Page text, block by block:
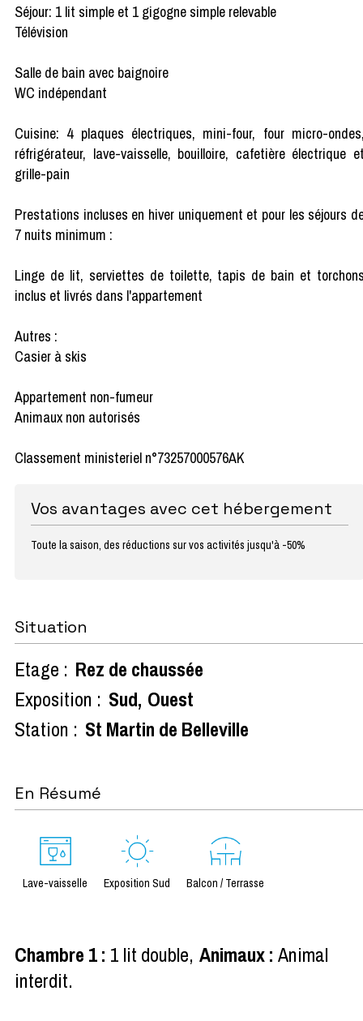
Séjour: 1 lit simple et 1 gigogne simple relevable
Télévision
Salle de bain avec baignoire
WC indépendant
Cuisine: 4 plaques électriques, mini-four, four micro-
réfrigérateur, lave-vaisselle, bouilloire, cafetière électrique
grille-pain
Prestations incluses en hiver uniquement et pour les séjours
7 nuits minimum :
Linge de lit, serviettes de toilette, tapis de bain et
inclus et livrés dans l'appartement
Autres :
Casier à skis
Appartement non-fumeur
Animaux non autorisés
Classement ministeriel n°73257000576AK
Vos avantages avec cet hébergement
Toute la saison, des réductions sur vos activités jusqu'à -50%
Situation
Etage : Rez de chaussée
Exposition : Sud Ouest
Station : St Martin de Belleville
En Résumé
Lave-vaisselle Exposition Sud Balcon / Terrasse
Chambre 1: 1 lit double Animaux: Animal
interdit